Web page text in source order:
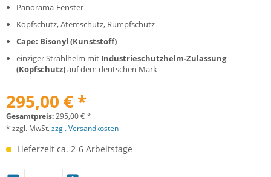
Panorama-Fenster
Kopfschutz, Atemschutz, Rumpfschutz
Cape: Bisonyl (Kunststoff)
einziger Strahlhelm mit Industrieschutzhelm-Zulassung
(Kopfschutz)auf dem deutschen Mark
295,00 € *
Gesamtpreis:295,00€ *
* zzgl. MwSt.zzgl. Versandkosten
Lieferzeit ca. 2-6 Arbeitstage